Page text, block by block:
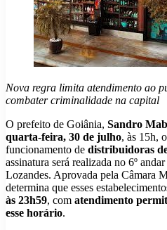
Nova regra limita atendimento ao
combater criminalidade na capital
O prefeito de Goiânia, Sandro
quarta-feira, 30 de julho, às 15h,
funcionamento de distribuidoras
assinatura será realizada no 6º
Lozandes. Aprovada pela Câmara
determina que esses
às 23h59, com atendimento
esse horário.